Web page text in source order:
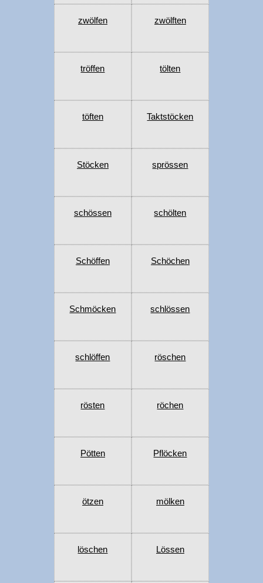
zwölfen zwölften
tröffen tölten
töften Taktstöcken
Stöcken sprössen
schössen schölten
Schöffen Schöchen
Schmöcken schlössen
schlöffen röschen
rösten röchen
Pötten Pflöcken
ötzen mölken
löschen Lössen